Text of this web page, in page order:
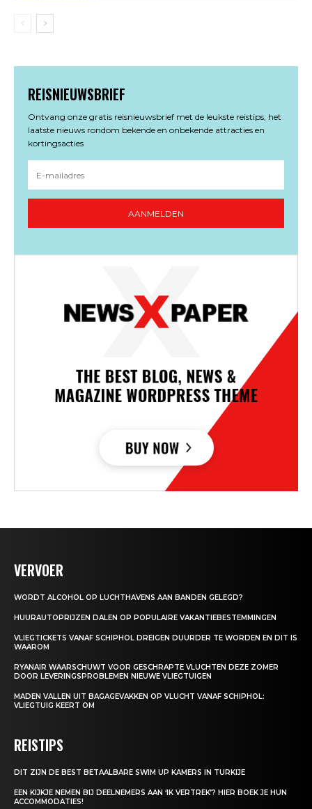
REISNIEUWSBRIEF
Ontvang onze gratis reisnieuwsbrief met de leukste reistips, het
laatste nieuws rondom bekende en onbekende attracties en
kortingsacties
AANMELDEN
VERVOER
WORDT ALCOHOL OP LUCHTHAVENS AAN BANDEN GELEGD?
HUURAUTOPRIJZEN DALEN OP POPULAIRE VAKANTIEBESTEMMINGEN
VLIEGTICKETS VANAF SCHIPHOL DREIGEN DUURDER TE WORDEN EN DIT IS
WAAROM
RYANAIR WAARSCHUWT VOOR GESCHRAPTE VLUCHTEN DEZE ZOMER
DOOR LEVERINGSPROBLEMEN NIEUWE VLIEGTUIGEN
MADEN VALLEN UIT BAGAGEVAKKEN OP VLUCHT VANAF SCHIPHOL:
VLIEGTUIG KEERT OM
REISTIPS
DIT ZIJN DE BEST BETAALBARE SWIM UP KAMERS IN TURKIJE
EEN KIJKJE NEMEN BIJ DEELNEMERS AAN ‘IK VERTREK’? HIER BOEK JE HUN
ACCOMMODATIES!